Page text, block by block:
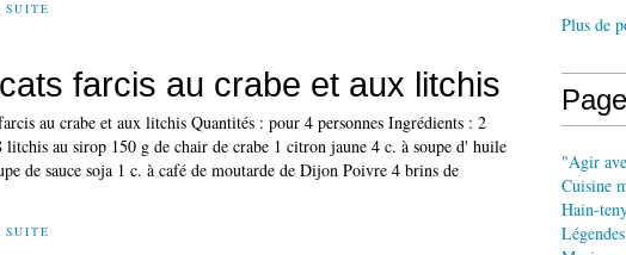
farcis au crabe et aux litchis
au crabe et aux litchis Quantités : pour 4 personnes Ingrédients : 2
litchis au sirop 150 g de chair de crabe 1 citron jaune 4 c. à soupe d' huile
de sauce soja 1 c. à café de moutarde de Dijon Poivre 4 brins de
Plus de
"Agir
Cuisine
Hain-
Légendes